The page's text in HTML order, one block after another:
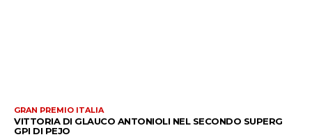
GRAN PREMIO ITALIA
VITTORIA DI GLAUCO ANTONIOLI NEL SECONDO SUPERG
GPI DI PEJO